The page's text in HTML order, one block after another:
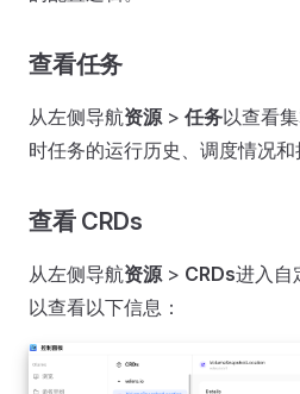
查看任务
从左侧导航资源> 任务以查看
时任务的运行历史、调度情况和
查看 CRDs
从左侧导航资源> CRDs进入自
以查看以下信息：